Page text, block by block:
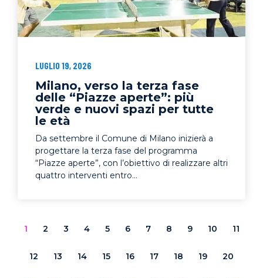
LUGLIO 19, 2026
Milano, verso la terza fase
delle “Piazze aperte”: più
verde e nuovi spazi per tutte
le età
Da settembre il Comune di Milano inizierà a
progettare la terza fase del programma
“Piazze aperte”, con l’obiettivo di realizzare altri
quattro interventi entro...
1 2 3 4 5 6 7 8 9 10 11
12 13 14 15 16 17 18 19 20